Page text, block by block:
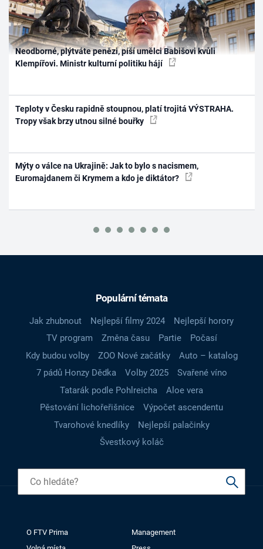
Neodborné, plýtváte penězi, píší umělci Babišovi kvůli
Klempířovi. Ministr kulturní politiku hájí
Teploty v Česku rapidně stoupnou, platí trojitá VÝSTRAHA.
Tropy však brzy utnou silné bouřky
Mýty o válce na Ukrajině: Jak to bylo s nacismem,
Euromajdanem či Krymem a kdo je diktátor?
Populární témata
Jak zhubnout Nejlepší filmy 2024
Nejlepší horory
TV program
Změna času Partie
Počasí
Kdy budou volby
ZOO Nové začátky
Auto – katalog
7 pádů Honzy Dědka
Volby 2025
Svařené víno
Tatarák podle Pohlreicha
Aloe vera
Pěstování lichořeřišnice
Výpočet ascendentu
Tvarohové knedlíky
Nejlepší palačinky
Švestkový koláč
O FTV Prima
Management